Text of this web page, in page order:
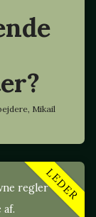
Mikail
LEDER
regler